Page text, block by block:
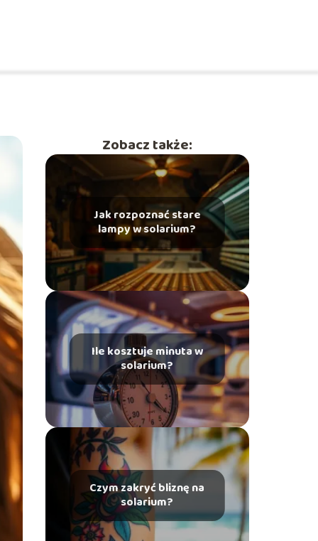
Zobacz także:
Jak rozpoznać stare
lampy w solarium?
Ile kosztuje minuta w
solarium?
Czym zakryć bliznę na
solarium?